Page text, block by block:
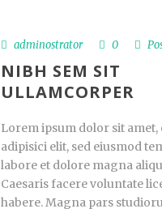
adminostrator 0
NIBH SEM SIT
ULLAMCORPER
Lorem ipsum dolor sit
adipisici elit, sed eiusmod
labore et dolore magna
Caesaris facere voluntate
habere. Magna pars